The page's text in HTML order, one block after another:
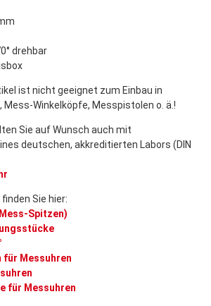
drehbar
ist nicht geeignet zum Einbau in
Winkelköpfe, Messpistolen o. ä.!
Sie auf Wunsch auch mit
deutschen, akkreditierten Labors (DIN
finden Sie hier:
Spitzen)
für Messuhren
für Messuhren